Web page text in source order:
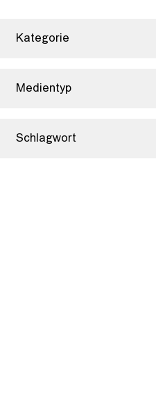
Kategorie
Medientyp
Schlagwort